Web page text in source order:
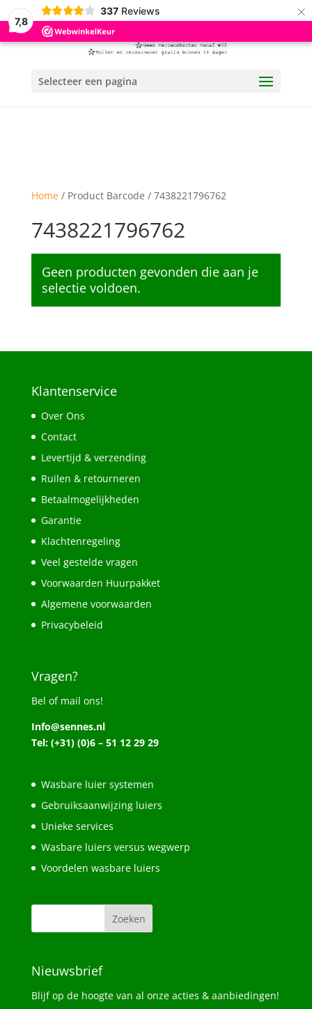
7,8
337 Reviews ×
Selecteer een pagina
Home/ Product Barcode / 7438221796762
7438221796762
Geen producten gevonden die aan je
selectie voldoen.
Klantenservice
Over Ons
Contact
Levertijd & verzending
Ruilen & retourneren
Betaalmogelijkheden
Garantie
Klachtenregeling
Veel gestelde vragen
Voorwaarden Huurpakket
Algemene voorwaarden
Privacybeleid
Vragen?
Bel of mail ons!
Info@sennes.nl
Tel: (+31) (0)6 – 51 12 29 29
Wasbare luier systemen
Gebruiksaanwijzing luiers
Unieke services
Wasbare luiers versus wegwerp
Voordelen wasbare luiers
Nieuwsbrief
Blijf op de hoogte van al onze acties & aanbiedingen!